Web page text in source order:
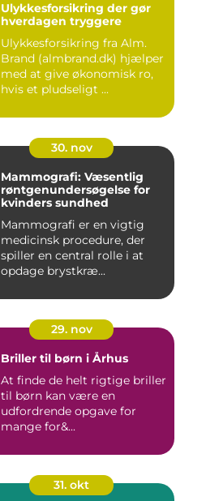
Ulykkesforsikring der gør
hverdagen tryggere
Ulykkesforsikring fra Alm.
Brand (almbrand.dk) hjælper
med at give økonomisk ro,
hvis et pludseligt ...
30. nov
Mammografi: Væsentlig
røntgenundersøgelse for
kvinders sundhed
Mammografi er en vigtig
medicinsk procedure, der
spiller en central rolle i at
opdage brystkræ...
29. nov
Briller til børn i Århus
At finde de helt rigtige briller
til børn kan være en
udfordrende opgave for
mange for&...
31. okt